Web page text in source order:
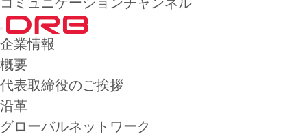
企業情報
概要
代表取締役のご挨拶
沿革
グローバルネットワーク